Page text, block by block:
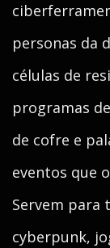
personas da
células de
programas
de cofre e
eventos que
Servem para
cyberpunk,